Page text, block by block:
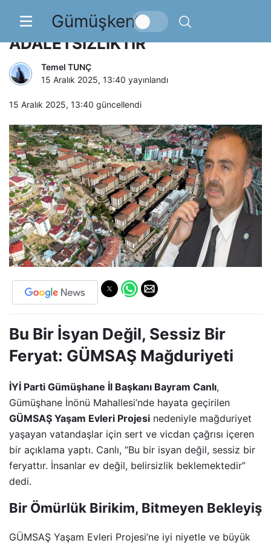
Gümüşkent
“SORUN ENFLASYON DEĞİL,
ADALETSİZLİKTİR”
Temel TUNÇ
15 Aralık 2025, 13:40 yayınlandı
15 Aralık 2025, 13:40 güncellendi
Bu Bir İsyan Değil, Sessiz Bir
Feryat: GÜMSAŞ Mağduriyeti
İYİ Parti Gümüşhane İl Başkanı Bayram Canlı,
Gümüşhane İnönü Mahallesi’nde hayata geçirilen
GÜMSAŞ Yaşam Evleri Projesi nedeniyle mağduriyet
yaşayan vatandaşlar için sert ve vicdan çağrısı içeren
bir açıklama yaptı. Canlı, “Bu bir isyan değil, sessiz bir
feryattır. İnsanlar ev değil, belirsizlik beklemektedir”
dedi.
Bir Ömürlük Birikim, Bitmeyen Bekleyiş
GÜMSAŞ Yaşam Evleri Projesi’ne iyi niyetle ve büyük